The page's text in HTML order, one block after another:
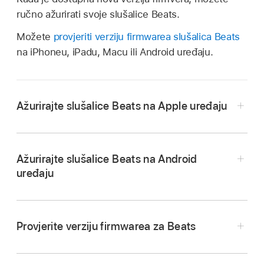
ručno ažurirati svoje slušalice Beats.
Možete provjeriti verziju firmwarea slušalica Beats
na iPhoneu, iPadu, Macu ili Android uređaju.
Ažurirajte slušalice Beats na Apple uređaju
Na iPhoneu, iPadu ili Macu provjerite je li
Bluetooth uključen.
Provjerite jesu li vaše
slušalice Beats povezane
s iPhoneom, iPadom ili Macom.
Ažurirajte slušalice Beats na Android
uređaju
Provjerite verziju firmwarea za Beats